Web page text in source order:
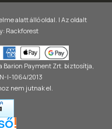
alatt álló oldal. | Az oldalt
Rackforest
Payment Zrt. biztosítja,
I-1064/2013
nem jutnak el.